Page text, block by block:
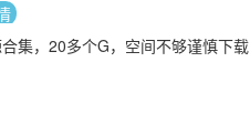
集，20多个G，空间不够谨慎下载